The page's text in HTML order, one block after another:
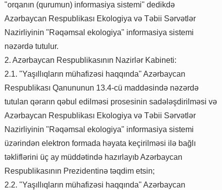
"orqanın (qurumun) informasiya sistemi" dedikdə
Azərbaycan Respublikası Ekologiya və Təbii Sərvətlər
Nazirliyinin "Rəqəmsal ekologiya" informasiya sistemi
nəzərdə tutulur.
2. Azərbaycan Respublikasının Nazirlər Kabineti:
2.1. "Yaşıllıqların mühafizəsi haqqında" Azərbaycan
Respublikası Qanununun 13.4-cü maddəsində nəzərdə
tutulan qərarın qəbul edilməsi prosesinin sadələşdirilməsi və
Azərbaycan Respublikası Ekologiya və Təbii Sərvətlər
Nazirliyinin "Rəqəmsal ekologiya" informasiya sistemi
üzərindən elektron formada həyata keçirilməsi ilə bağlı
təkliflərini üç ay müddətində hazırlayıb Azərbaycan
Respublikasının Prezidentinə təqdim etsin;
2.2. "Yaşıllıqların mühafizəsi haqqında" Azərbaycan